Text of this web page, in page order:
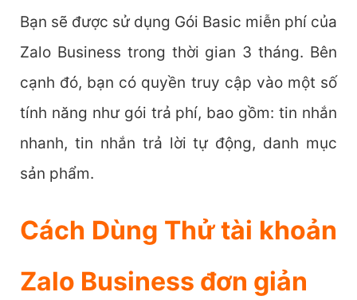
Bạn sẽ được sử dụng Gói Basic miễn phí của
Zalo Business trong thời gian 3 tháng. Bên
cạnh đó, bạn có quyền truy cập vào một số
tính năng như gói trả phí, bao gồm: tin nhắn
nhanh, tin nhắn trả lời tự động, danh mục
sản phẩm.
Cách Dùng Thử tài khoản
Zalo Business đơn giản